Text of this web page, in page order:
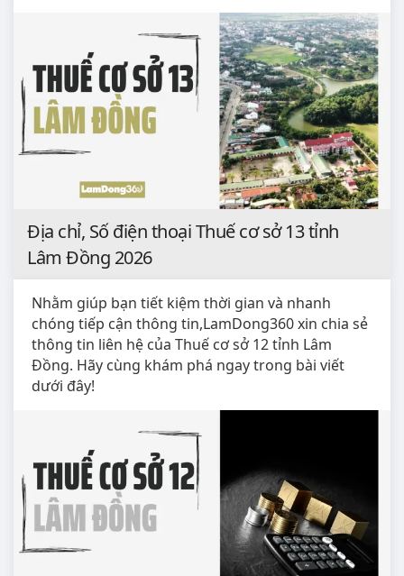
Địa chỉ, Số điện thoại Thuế cơ sở 13 tỉnh
Lâm Đồng 2026
Nhằm giúp bạn tiết kiệm thời gian và nhanh
chóng tiếp cận thông tin,LamDong360 xin chia sẻ
thông tin liên hệ của Thuế cơ sở 12 tỉnh Lâm
Đồng. Hãy cùng khám phá ngay trong bài viết
dưới đây!